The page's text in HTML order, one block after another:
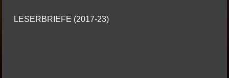
LESERBRIEFE (2017-23)